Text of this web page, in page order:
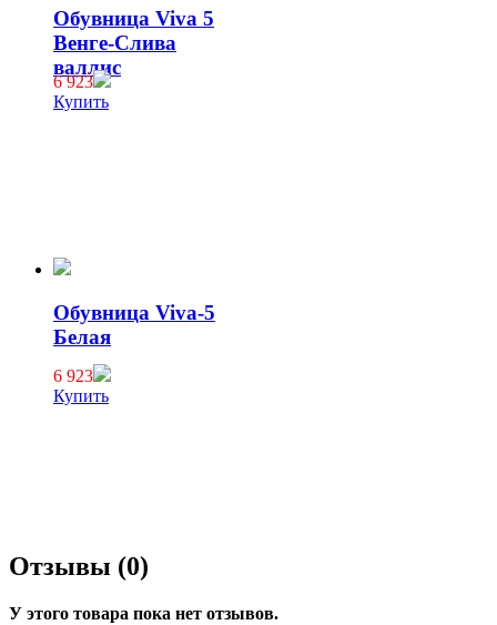
Обувница Viva 5
Венге-Слива
валлис
6 923
Купить
Обувница Viva-5
Белая
6 923
Купить
Отзывы (0)
У этого товара пока нет отзывов.